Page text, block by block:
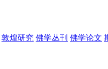
敦煌研究 佛学丛刊 佛学论文